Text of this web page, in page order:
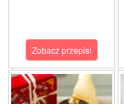
Zobacz przepis!